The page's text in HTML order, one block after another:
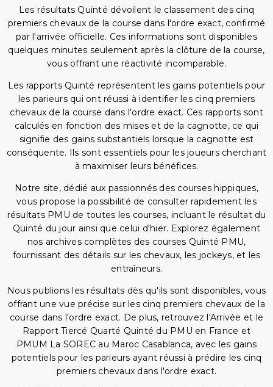
Les résultats Quinté dévoilent le classement des cinq
premiers chevaux de la course dans l'ordre exact, confirmé
par l'arrivée officielle. Ces informations sont disponibles
quelques minutes seulement après la clôture de la course,
vous offrant une réactivité incomparable.
Les rapports Quinté représentent les gains potentiels pour
les parieurs qui ont réussi à identifier les cinq premiers
chevaux de la course dans l'ordre exact. Ces rapports sont
calculés en fonction des mises et de la cagnotte, ce qui
signifie des gains substantiels lorsque la cagnotte est
conséquente. Ils sont essentiels pour les joueurs cherchant
à maximiser leurs bénéfices.
Notre site, dédié aux passionnés des courses hippiques,
vous propose la possibilité de consulter rapidement les
résultats PMU de toutes les courses, incluant le résultat du
Quinté du jour ainsi que celui d'hier. Explorez également
nos archives complètes des courses Quinté PMU,
fournissant des détails sur les chevaux, les jockeys, et les
entraîneurs.
Nous publions les résultats dès qu'ils sont disponibles, vous
offrant une vue précise sur les cinq premiers chevaux de la
course dans l'ordre exact. De plus, retrouvez l'Arrivée et le
Rapport Tiercé Quarté Quinté du PMU en France et
PMUM La SOREC au Maroc Casablanca, avec les gains
potentiels pour les parieurs ayant réussi à prédire les cinq
premiers chevaux dans l'ordre exact.